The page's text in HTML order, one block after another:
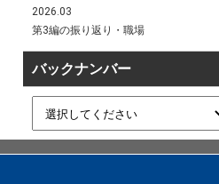
2026.03
第3編の振り返り・職場
バックナンバー